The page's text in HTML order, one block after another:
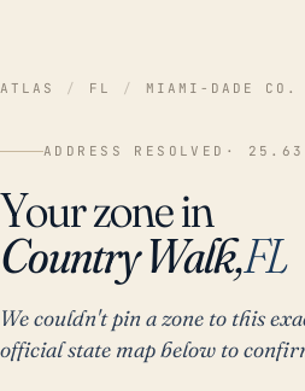
ATLAS / FL / MIAMI-DADE CO.
ADDRESS RESOLVED ·
Your zone in
Country Walk,FL
We couldn't pin a zone to this
official state map below to